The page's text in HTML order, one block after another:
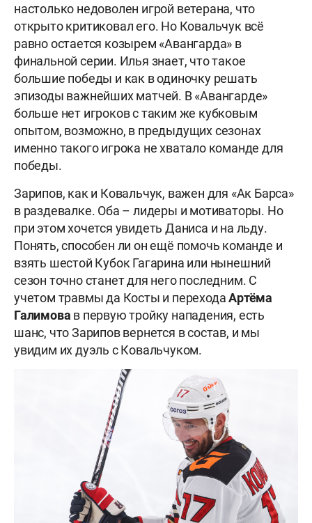
настолько недоволен игрой ветерана, что
открыто критиковал его. Но Ковальчук всё
равно остается козырем «Авангарда» в
финальной серии. Илья знает, что такое
большие победы и как в одиночку решать
эпизоды важнейших матчей. В «Авангарде»
больше нет игроков с таким же кубковым
опытом, возможно, в предыдущих сезонах
именно такого игрока не хватало команде для
победы.
Зарипов, как и Ковальчук, важен для «Ак Барса»
в раздевалке. Оба – лидеры и мотиваторы. Но
при этом хочется увидеть Даниса и на льду.
Понять, способен ли он ещё помочь команде и
взять шестой Кубок Гагарина или нынешний
сезон точно станет для него последним. С
учетом травмы да Косты и переходаАртёма
Галимова в первую тройку нападения, есть
шанс, что Зарипов вернется в состав, и мы
увидим их дуэль с Ковальчуком.